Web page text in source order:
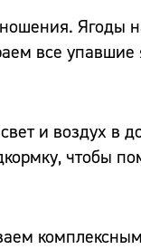
Ягоды
все
и воздух в
чтобы